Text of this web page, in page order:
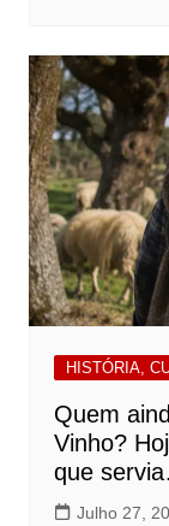
HISTÓRIA,
Quem
Vinho?
que
Julho 27,